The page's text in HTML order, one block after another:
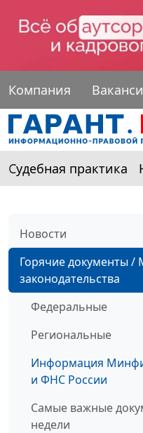
Компания
Судебная практика
Новости
Горячие документы /
законодательства
Федеральные
Региональные
Информация
и ФНС России
Самые важные
недели